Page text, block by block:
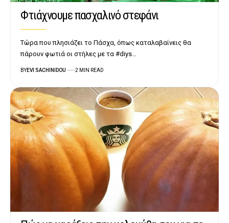
Φτιάχνουμε πασχαλινό στεφάνι
Τώρα που πλησιάζει το Πάσχα, όπως καταλαβαίνεις θα
πάρουν φωτιά οι στήλες με τα #diys…
BYEVI SACHINIDOU 2 MIN READ